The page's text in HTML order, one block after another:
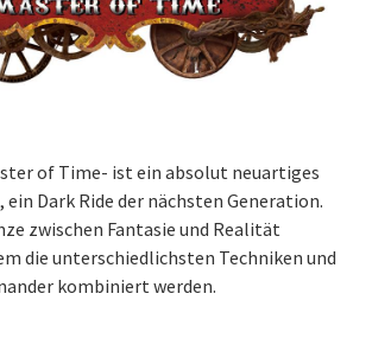
of Time- ist ein absolut neuartiges
Dark Ride der nächsten Generation.
zwischen Fantasie und Realität
die unterschiedlichsten Techniken und
kombiniert werden.